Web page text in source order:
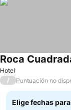
Hotel
Roca
/ Puntuación no
Elige fechas